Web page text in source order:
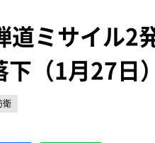
道ミサイル
（1月27日）
衛